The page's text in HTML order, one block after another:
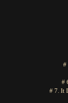
#
#
# 7. It